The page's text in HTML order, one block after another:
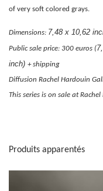
of very soft colored grays.
Dimensions: 7,48 x 10,62
Public sale price: 300 euros (
inch) + shipping
Diffusion Rachel Hardouin
This series is on sale at
Produits apparentés